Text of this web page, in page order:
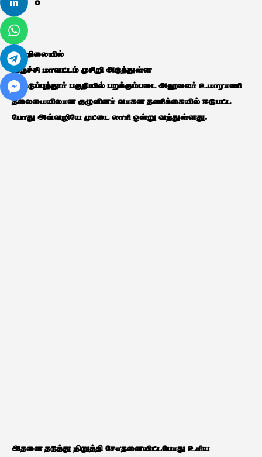
0
இந்நிலையில்
திருச்சி மாவட்டம் முசிறி அடுத்துள்ள
காட்டுப்புத்தூர் பகுதியில் பறக்கும்படை அலுவலர் உமாராணி
தலைமையிலான குழுவினர் வாகன தணிக்கையில் ஈடுபட்ட
போது அவ்வழியே முட்டை லாரி ஒன்று வந்துள்ளது.
அதனை தடுத்து நிறுத்தி சோதனையிட்டபோது உரிய